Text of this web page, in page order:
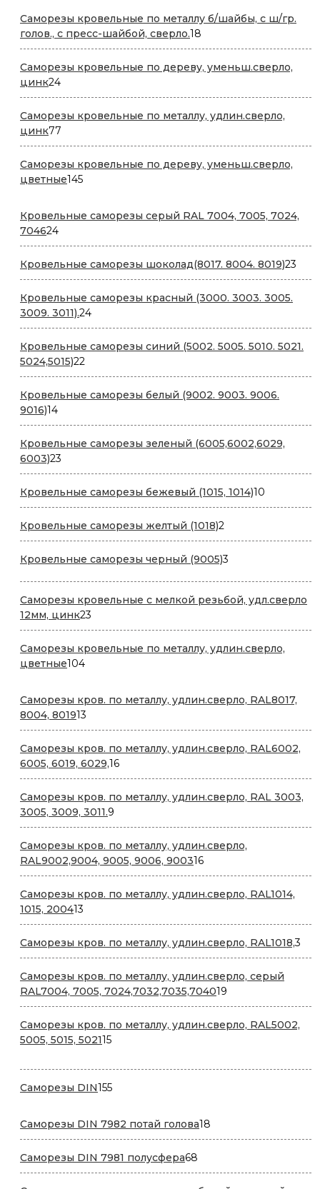
Саморезы кровельные по металлу б/шайбы, с ш/гр.
голов., с пресс-шайбой, сверло.18
товаров
Саморезы кровельные по дереву, уменьш.сверло,
цинк2424
товара
Саморезы кровельные по металлу, удлин.сверло,
цинк77
товаров
Саморезы кровельные по дереву, уменьш.сверло,
цветные145145
Кровельные саморезы серый RAL 7004, 7005, 7024,
70462424
товара
Кровельные саморезы шоколад(8017. 8004. 8019)23
Кровельные саморезы красный (3000. 3003. 3005.
3009. 3011).2424
товара
Кровельные саморезы cиний (5002. 5005. 5010. 5021.
5024,5015)22
товара
Кровельные саморезы белый (9002. 9003. 9006.
9016)1414
товаров
Кровельные саморезы зеленый (6005,6002,6029,
6003)23
товара
Кровельные саморезы бежевый (1015, 1014)10
товаров
Кровельные саморезы желтый (1018)2
товара
Кровельные саморезы черный (9005)3
Саморезы кровельные с мелкой резьбой, удл.сверло
12мм, цинк23
товара
Саморезы кровельные по металлу, удлин.сверло,
цветные104104
Саморезы кров. по металлу, удлин.сверло, RAL8017,
8004, 801913
товаров
Саморезы кров. по металлу, удлин.сверло, RAL6002,
6005, 6019, 6029,1616
товаров
Саморезы кров. по металлу, удлин.сверло, RAL 3003,
3005, 3009, 3011.9
товаров
Саморезы кров. по металлу, удлин.сверло,
RAL9002,9004, 9005, 9006, 90031616
товаров
Саморезы кров. по металлу, удлин.сверло, RAL1014,
1015, 200413
товаров
Саморезы кров. по металлу, удлин.сверло, RAL1018,3
Саморезы кров. по металлу, удлин.сверло, серый
RAL7004, 7005, 7024,7032,7035,704019
товаров
Саморезы кров. по металлу, удлин.сверло, RAL5002,
5005, 5015, 50211515
Саморезы DIN155155
Саморезы DIN 7982 потай голова18
товаров
Саморезы DIN 7981 полусфера68
товаров